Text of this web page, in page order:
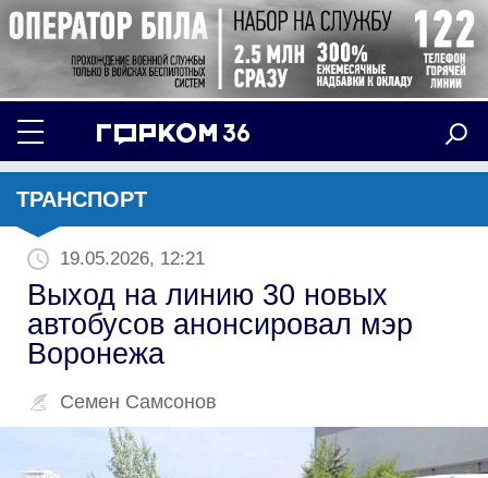
ТРАНСПОРТ
19.05.2026, 12:21
Выход на линию 30 новых
автобусов анонсировал мэр
Воронежа
Семен Самсонов